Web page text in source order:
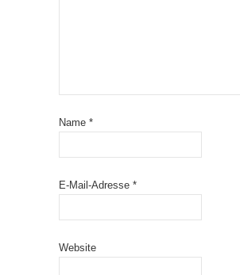
Name *
E-Mail-Adresse *
Website